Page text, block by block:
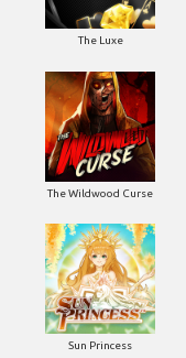
The Luxe
The Wildwood Curse
Sun Princess